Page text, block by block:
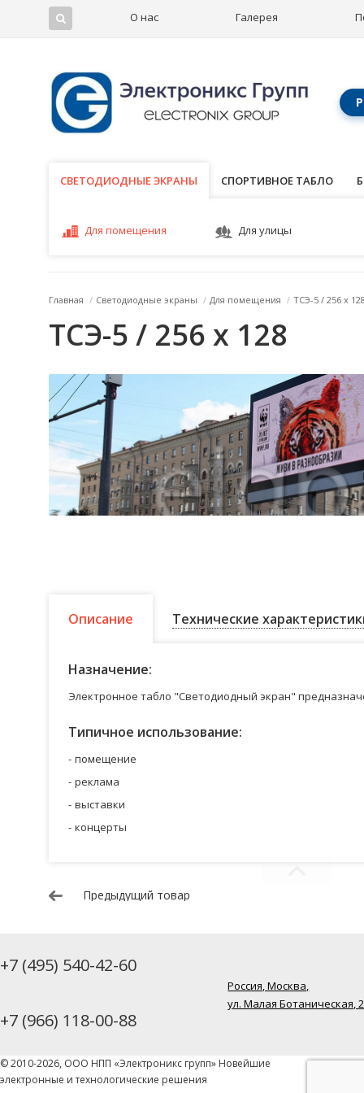
О нас Галерея
СВЕТОДИОДНЫЕ ЭКРАНЫ
СВЕТОДИОДНЫЕ ЭКРАНЫ СПОРТИВНОЕ ТАБЛО
Для помещения Для улицы
Главная / Светодиодные экраны / Для помещения / ТСЭ-5 / 256 x
ТСЭ-5 / 256 x 128
Описание Технические
Назначение:
Электронное табло "Светодиодный экран"
Типичное использование:
помещение
реклама
выставки
концерты
Предыдущий товар
+7 (495) 540-42-60
+7 (966) 118-00-88
Россия, Москва,
ул. Малая Ботаническая,
© 2010-2026, ООО НПП «Электроникс групп» Новейшие
электронные и технологические решения